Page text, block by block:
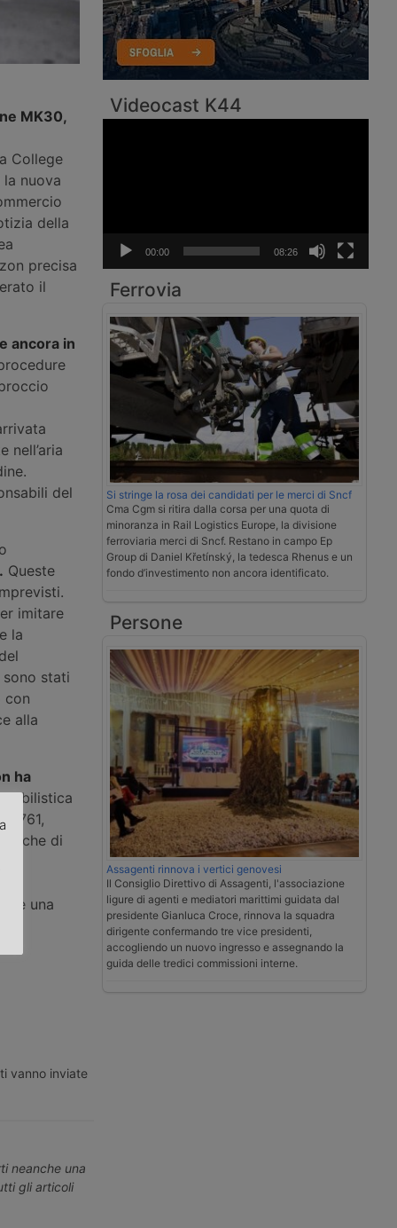
MK30,
College
nuova
della
precisa
il
ancora in
nell’aria
del
Queste
imitare
la
stati
con
alla
ha
di
una
vanno inviate
neanche una
gli articoli
Videocast K44
00:00 08:26
Ferrovia
Si stringe la rosa dei candidati per le merci di Sncf
Cma Cgm si ritira dalla corsa per una quota di
minoranza in Rail Logistics Europe, la divisione
ferroviaria merci di Sncf. Restano in campo Ep
Group di Daniel Křetínský, la tedesca Rhenus e un
fondo d’investimento non ancora identificato.
Persone
Assagenti rinnova i vertici genovesi
Il Consiglio Direttivo di Assagenti, l'associazione
ligure di agenti e mediatori marittimi guidata dal
presidente Gianluca Croce, rinnova la squadra
dirigente confermando tre vice presidenti,
accogliendo un nuovo ingresso e assegnando la
guida delle tredici commissioni interne.